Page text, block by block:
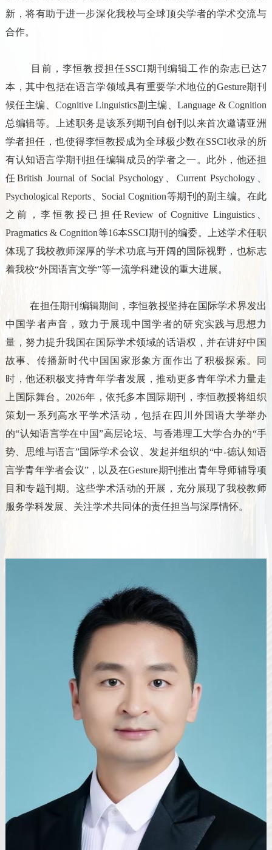
新，将有助于进一步深化我校与全球顶尖学者的学术交流与
合作。
目前，李恒教授担任SSCI期刊编辑工作的杂志已达7
本，其中包括在语言学领域具有重要学术地位的Gesture期刊
候任主编、 Cognitive Linguistics副主编、Language & Cognition
总编辑等。上述职务是该系列期刊自创刊以来首次邀请亚洲
学者担任，也使得李恒教授成为全球极少数在SSCI收录的所
有认知语言学期刊担任编辑成员的学者之一。此外，他还担
任British Journal of Social Psychology 、Current Psychology
Psychological Reports
Social Cognition等期刊的副主编。在此
之前，李恒教授已担任Review of Cognitive Linguistics、
Pragmatics & Cognition等16本SSCI期刊的编委。上述学术任职
体现了我校教师深厚的学术功底与开阔的国际视野，也标志
着我校“外国语言文学”等一流学科建设的重大进展。
在担任期刊编辑期间，李恒教授坚持在国际学术界发出
中国学者声音，致力于展现中国学者的研究实践与思想力
量，努力提升我国在国际学术领域的话语权，并在讲好中国
故事、传播新时代中国国家形象方面作出了积极探索。同
时，他还积极支持青年学者发展，推动更多青年学术力量走
上国际舞台。 2026年，依托多本国际期刊，李恒教授将组织
策划一系列高水平学术活动，包括在四川外国语大学举办
的“认知语言学在中国”高层论坛、与香港理工大学合办的“手
势、思维与语言”国际学术会议、发起并组织的“中-德认知语
言学青年学者会议”，以及在Gesture期刊推出青年导师辅导项
目和专题刊期。这些学术活动的开展，充分展现了我校教师
服务学科发展、关注学术共同体的责任担当与深厚情怀。